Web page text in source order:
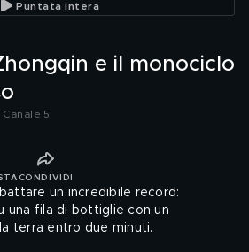
Puntata intera
e il monociclo
5
CONDIVIDI
un incredibile record:
una fila di bottiglie con un
terra entro due minuti.